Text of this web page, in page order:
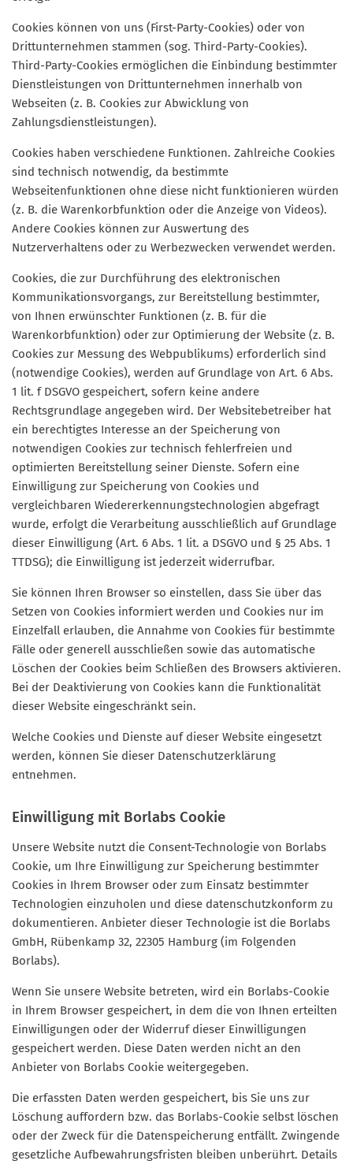
Cookies können von uns (First-Party-Cookies) oder von
Drittunternehmen stammen (sog. Third-Party-Cookies).
Third-Party-Cookies ermöglichen die Einbindung bestimmter
Dienstleistungen von Drittunternehmen innerhalb von
Webseiten (z. B. Cookies zur Abwicklung von
Zahlungsdienstleistungen).
Cookies haben verschiedene Funktionen. Zahlreiche Cookies
sind technisch notwendig, da bestimmte
Webseitenfunktionen ohne diese nicht funktionieren würden
(z. B. die Warenkorbfunktion oder die Anzeige von Videos).
Andere Cookies können zur Auswertung des
Nutzerverhaltens oder zu Werbezwecken verwendet werden.
Cookies, die zur Durchführung des elektronischen
Kommunikationsvorgangs, zur Bereitstellung bestimmter,
von Ihnen erwünschter Funktionen (z. B. für die
Warenkorbfunktion) oder zur Optimierung der Website (z. B.
Cookies zur Messung des Webpublikums) erforderlich sind
(notwendige Cookies), werden auf Grundlage von Art. 6 Abs.
1 lit. f DSGVO gespeichert, sofern keine andere
Rechtsgrundlage angegeben wird. Der Websitebetreiber hat
ein berechtigtes Interesse an der Speicherung von
notwendigen Cookies zur technisch fehlerfreien und
optimierten Bereitstellung seiner Dienste. Sofern eine
Einwilligung zur Speicherung von Cookies und
vergleichbaren Wiedererkennungstechnologien abgefragt
wurde, erfolgt die Verarbeitung ausschließlich auf Grundlage
dieser Einwilligung (Art. 6 Abs. 1 lit. a DSGVO und § 25 Abs. 1
TTDSG); die Einwilligung ist jederzeit widerrufbar.
Sie können Ihren Browser so einstellen, dass Sie über das
Setzen von Cookies informiert werden und Cookies nur im
Einzelfall erlauben, die Annahme von Cookies für bestimmte
Fälle oder generell ausschließen sowie das automatische
Löschen der Cookies beim Schließen des Browsers aktivieren.
Bei der Deaktivierung von Cookies kann die Funktionalität
dieser Website eingeschränkt sein.
Welche Cookies und Dienste auf dieser Website eingesetzt
werden, können Sie dieser Datenschutzerklärung
entnehmen.
Einwilligung mit Borlabs Cookie
Unsere Website nutzt die Consent-Technologie von Borlabs
Cookie, um Ihre Einwilligung zur Speicherung bestimmter
Cookies in Ihrem Browser oder zum Einsatz bestimmter
Technologien einzuholen und diese datenschutzkonform zu
dokumentieren. Anbieter dieser Technologie ist die Borlabs
GmbH, Rübenkamp 32, 22305 Hamburg (im Folgenden
Borlabs).
Wenn Sie unsere Website betreten, wird ein Borlabs-Cookie
in Ihrem Browser gespeichert, in dem die von Ihnen erteilten
Einwilligungen oder der Widerruf dieser Einwilligungen
gespeichert werden. Diese Daten werden nicht an den
Anbieter von Borlabs Cookie weitergegeben.
Die erfassten Daten werden gespeichert, bis Sie uns zur
Löschung auffordern bzw. das Borlabs-Cookie selbst löschen
oder der Zweck für die Datenspeicherung entfällt. Zwingende
gesetzliche Aufbewahrungsfristen bleiben unberührt. Details